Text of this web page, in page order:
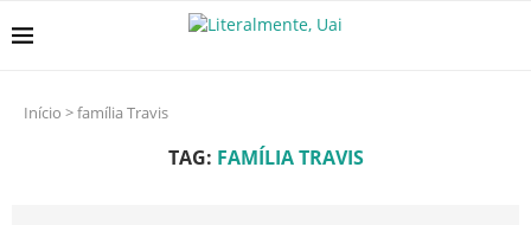
Início >família Travis
TAG: FAMÍLIA TRAVIS